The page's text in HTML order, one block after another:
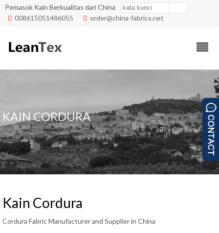
Pemasok Kain Berkualitas dari China
 008615051486055  order@china-fabrics.net
KAIN CORDURA
 » Cordura Fabric
Kain Cordura
Cordura Fabric Manufacturer and Supplier in China